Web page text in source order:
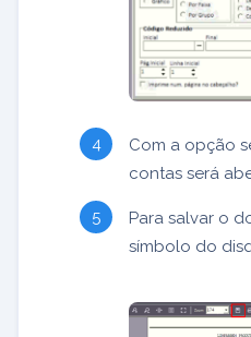
Com a opção
contas será
Para salvar o
símbolo do